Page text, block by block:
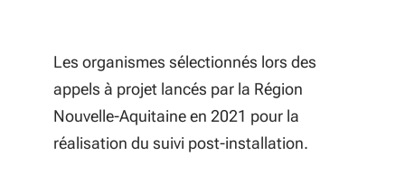
Les organismes sélectionnés lors des
appels à projet lancés par la Région
Nouvelle-Aquitaine en 2021 pour la
réalisation du suivi post-installation.